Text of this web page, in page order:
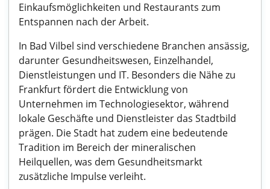
Einkaufsmöglichkeiten und Restaurants zum
Entspannen nach der Arbeit.
In Bad Vilbel sind verschiedene Branchen ansässig,
darunter Gesundheitswesen, Einzelhandel,
Dienstleistungen und IT. Besonders die Nähe zu
Frankfurt fördert die Entwicklung von
Unternehmen im Technologiesektor, während
lokale Geschäfte und Dienstleister das Stadtbild
prägen. Die Stadt hat zudem eine bedeutende
Tradition im Bereich der mineralischen
Heilquellen, was dem Gesundheitsmarkt
zusätzliche Impulse verleiht.